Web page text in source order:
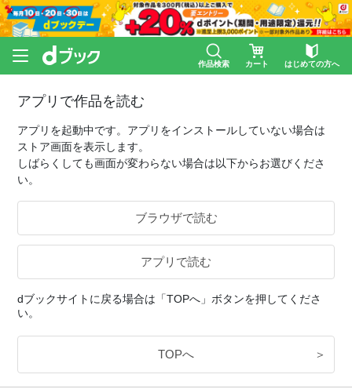
作品検索 カート はじめての方へ
アプリで作品を読む
アプリを起動中です。アプリをインストールしていない場合は
ストア画面を表示します。
しばらくしても画面が変わらない場合は以下からお選びくださ
い。
ブラウザで読む
アプリで読む
dブックサイトに戻る場合は「TOPへ」ボタンを押してくださ
い。
TOPへ ＞